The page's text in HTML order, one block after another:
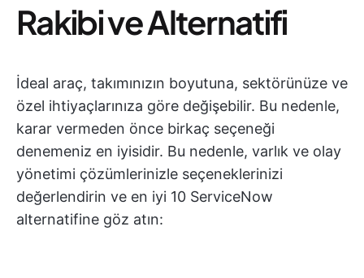
Rakibi ve Alternatifi
İdeal araç, takımınızın boyutuna, sektörünüze ve
özel ihtiyaçlarınıza göre değişebilir. Bu nedenle,
karar vermeden önce birkaç seçeneği
denemeniz en iyisidir. Bu nedenle, varlık ve olay
yönetimi çözümlerinizle seçeneklerinizi
değerlendirin ve en iyi 10 ServiceNow
alternatifine göz atın: